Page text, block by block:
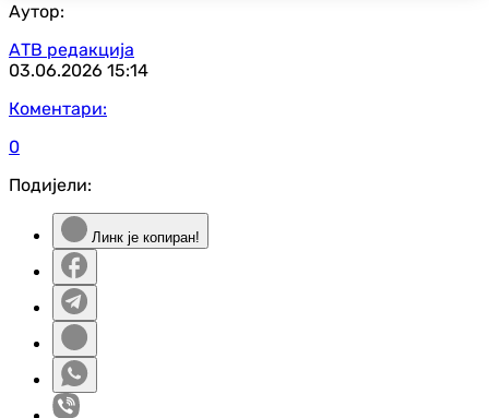
Аутор:
АТВ редакција
03.06.2026 15:14
Коментари:
0
Подијели:
Линк је копиран!